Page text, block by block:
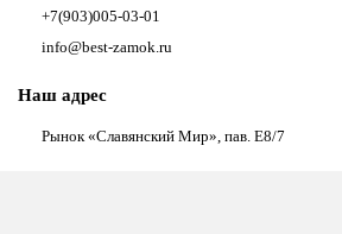
+7(903)005-03-01
info@best-zamok.ru
Наш адрес
Рынок «Славянский Мир», пав. Е8/7